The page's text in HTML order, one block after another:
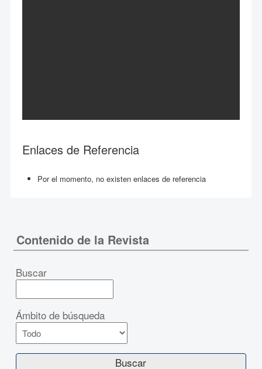
Enlaces de Referencia
Por el momento, no existen enlaces de referencia
Contenido de la Revista
Buscar
Ámbito de búsqueda